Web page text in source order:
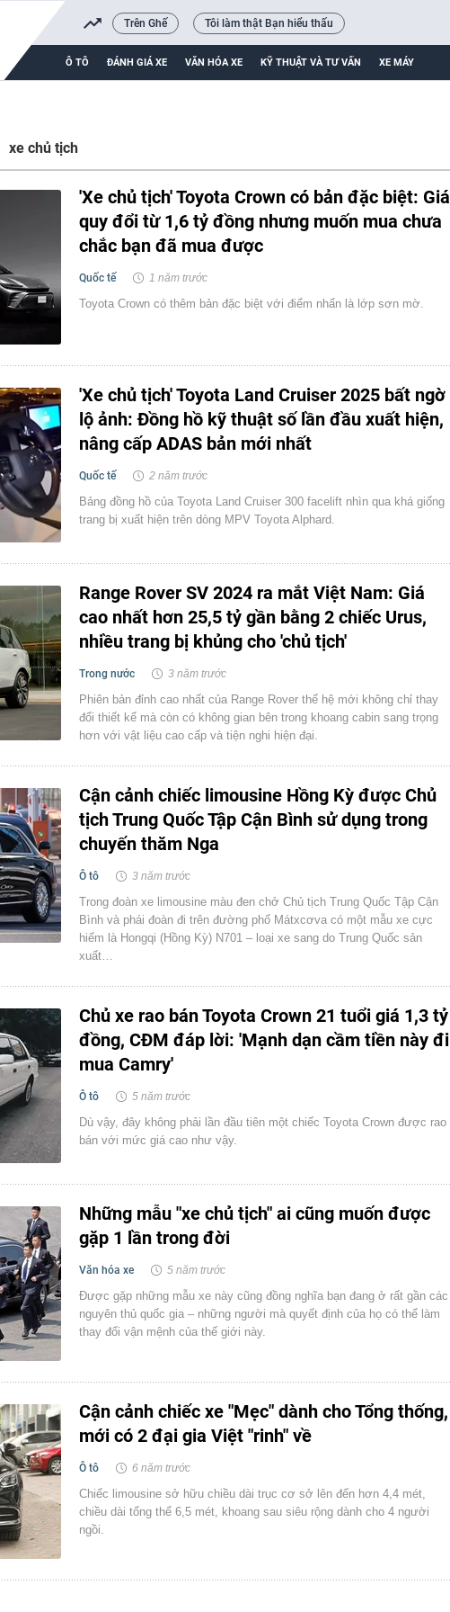
Trên Ghế Tôi làm thật Bạn hiểu thấu
Ô TÔ ĐÁNH GIÁ XE VĂN HÓA XE KỸ THUẬT VÀ TƯ VẤN XE MÁY
xe chủ tịch
'Xe chủ tịch' Toyota Crown có bản đặc biệt: Giá
quy đổi từ 1,6 tỷ đồng nhưng muốn mua chưa
chắc bạn đã mua được
Quốc tế 1 năm trước
Toyota Crown có thêm bản đặc biệt với điểm nhấn là lớp sơn mờ.
'Xe chủ tịch' Toyota Land Cruiser 2025 bất ngờ
lộ ảnh: Đồng hồ kỹ thuật số lần đầu xuất hiện,
nâng cấp ADAS bản mới nhất
Quốc tế 2 năm trước
Bảng đồng hồ của Toyota Land Cruiser 300 facelift nhìn qua khá giống
trang bị xuất hiện trên dòng MPV Toyota Alphard.
Range Rover SV 2024 ra mắt Việt Nam: Giá
cao nhất hơn 25,5 tỷ gần bằng 2 chiếc Urus,
nhiều trang bị khủng cho 'chủ tịch'
Trong nước 3 năm trước
Phiên bản đỉnh cao nhất của Range Rover thế hệ mới không chỉ thay
đổi thiết kế mà còn có không gian bên trong khoang cabin sang trọng
hơn với vật liệu cao cấp và tiện nghi hiện đại.
Cận cảnh chiếc limousine Hồng Kỳ được Chủ
tịch Trung Quốc Tập Cận Bình sử dụng trong
chuyến thăm Nga
Ô tô 3 năm trước
Trong đoàn xe limousine màu đen chở Chủ tịch Trung Quốc Tập Cận
Bình và phái đoàn đi trên đường phố Mátxcơva có một mẫu xe cực
hiếm là Hongqi (Hồng Kỳ) N701 – loại xe sang do Trung Quốc sản
xuất…
Chủ xe rao bán Toyota Crown 21 tuổi giá 1,3 tỷ
đồng, CĐM đáp lời: 'Mạnh dạn cầm tiền này đi
mua Camry'
Ô tô 5 năm trước
Dù vậy, đây không phải lần đầu tiên một chiếc Toyota Crown được rao
bán với mức giá cao như vậy.
Những mẫu "xe chủ tịch" ai cũng muốn được
gặp 1 lần trong đời
Văn hóa xe 5 năm trước
Được gặp những mẫu xe này cũng đồng nghĩa bạn đang ở rất gần các
nguyên thủ quốc gia – những người mà quyết định của họ có thể làm
thay đổi vận mệnh của thế giới này.
Cận cảnh chiếc xe "Mẹc" dành cho Tổng thống,
mới có 2 đại gia Việt "rinh" về
Ô tô 6 năm trước
Chiếc limousine sở hữu chiều dài trục cơ sở lên đến hơn 4,4 mét,
chiều dài tổng thể 6,5 mét, khoang sau siêu rộng dành cho 4 người
ngồi.